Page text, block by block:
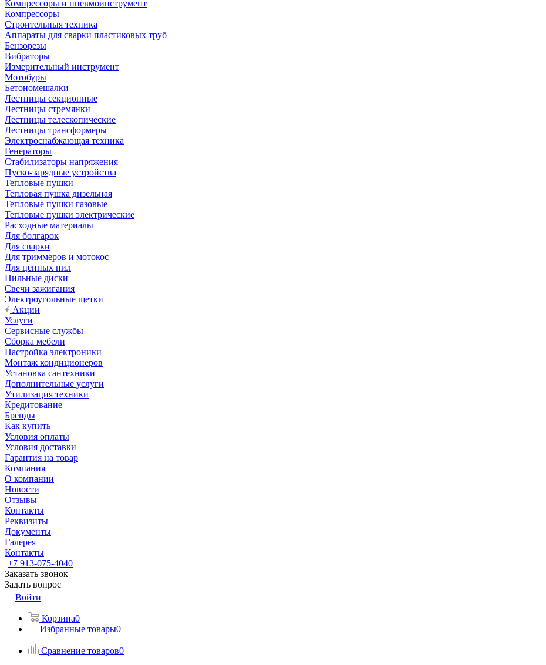
Компрессоры и пневмоинструмент
Компрессоры
Строительныя техника
Аппараты для сварки пластиковых труб
Бензорезы
Вибраторы
Измерительный инструмент
Мотобуры
Бетономешалки
Лестницы секционные
Лестницы стремянки
Лестницы телескопические
Лестницы трансформеры
Электроснабжающая техника
Генераторы
Стабилизаторы напряжения
Пуско-зарядные устройства
Тепловые пушки
Тепловая пушка дизельная
Тепловые пушки газовые
Тепловые пушки электрические
Расходные материалы
Для болгарок
Для сварки
Для триммеров и мотокос
Для цепных пил
Пильные диски
Свечи зажигания
Электроугольные щетки
Акции
Услуги
Сервисные службы
Сборка мебели
Настройка электроники
Монтаж кондиционеров
Установка сантехники
Дополнительные услуги
Утилизация техники
Кредитование
Бренды
Как купить
Условия оплаты
Условия доставки
Гарантия на товар
Компания
О компании
Новости
Отзывы
Контакты
Реквизиты
Документы
Галерея
Контакты
+7 913-075-4040
Заказать звонок
Задать вопрос
Войти
Корзина0
Избранные товары0
Сравнение товаров0